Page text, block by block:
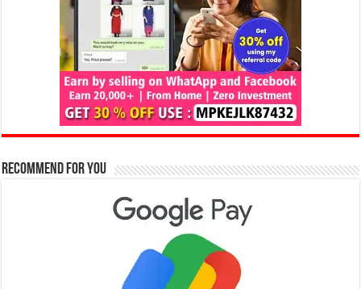
Recommend for You